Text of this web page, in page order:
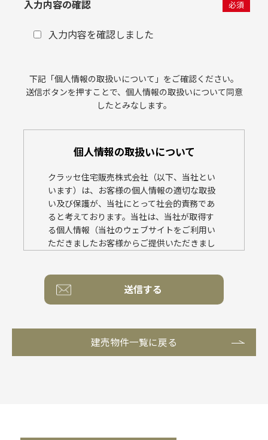
入力内容の確認 必須
入力内容を確認しました
下記「個人情報の取扱いについて」をご確認ください。
送信ボタンを押すことで、個人情報の取扱いについて同意
したとみなします。
個人情報の取扱いについて
クラッセ住宅販売株式会社（以下、当社とい
います）は、お客様の個人情報の適切な取扱
い及び保護が、当社にとって社会的責務であ
ると考えております。当社は、当社が取得す
る個人情報（当社のウェブサイトをご利用い
ただきましたお客様からご提供いただきまし
といいます）に基づき、適切に取扱い、保護
に努めてまいります。
１．個人情報の定義
個人情報とは、以下のような生存する特定の
建売物件一覧に戻る